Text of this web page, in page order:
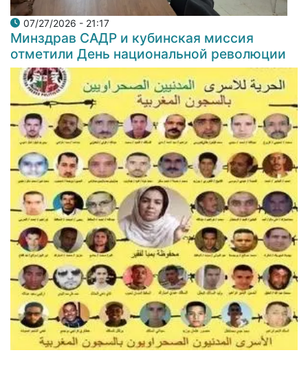
07/27/2026 - 21:17
Минздрав САДР и кубинская миссия
отметили День национальной революции